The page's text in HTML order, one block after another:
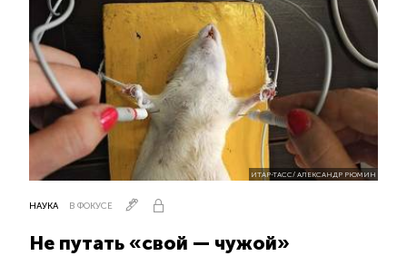
ИТАР-ТАСС/ АЛЕКСАНДР РЮМИН
НАУКА В ФОКУСЕ
Не путать «свой — чужой»